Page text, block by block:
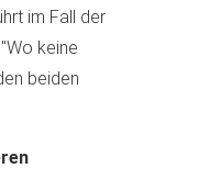
im Fall der
keine
beiden